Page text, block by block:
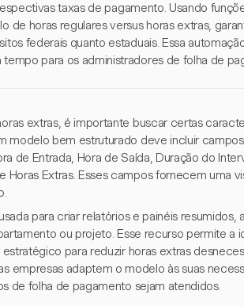
taxas de pagamento. Usando
de horas regulares versus horas extras,
federais quanto estaduais. Essa
para os administradores de folha de
extras, é importante buscar certas
modelo bem estruturado deve incluir
de Entrada, Hora de Saída, Duração do
Horas Extras. Esses campos fornecem uma
para criar relatórios e painéis resumidos,
ou projeto. Esse recurso permite a
para reduzir horas extras
empresas adaptem o modelo às suas
de folha de pagamento sejam atendidos.